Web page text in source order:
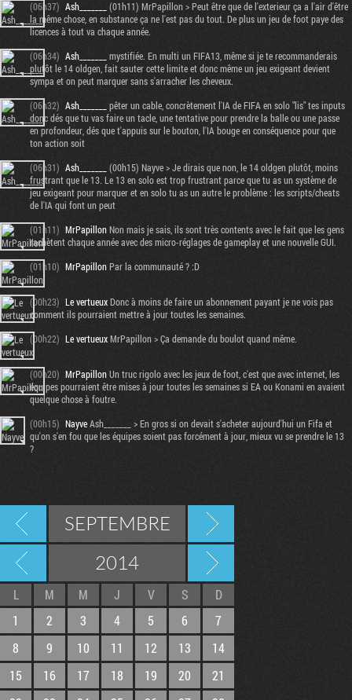
(06h37) Ash_______
(01h11) MrPapillon > Peut être que de l'exterieur ça a l'air d'être
la même chose, en substance ça ne l'est pas du tout. De plus un jeu de foot paye des
licences à tout va chaque année.
(06h34) Ash_______
mystifiée. En multi un FIFA13, même si je te recommanderais
plutôt le 14 oldgen, fait sauter cette limite et donc même un jeu exigeant devient
sympa et on peut marquer sans s'arracher les cheveux.
(06h32) Ash_______
pêter un cable, concrètement l'IA de FIFA en solo "lis" tes inputs
donc dés que tu vas faire un tacle, une tentative pour prendre la balle ou une passe
en profondeur, dés que t'appuis sur le bouton, l'IA bouge en conséquence pour que
ton action soit
(06h31) Ash_______
(00h15) Nayve > Je dirais que non, le 14 oldgen plutôt, moins
frustrant que le 13. Le 13 en solo est trop frustrant parce que tu as un système de
jeu exigeant pour marquer et en solo tu as un autre le problème : les scripts/cheats
de l'IA qui font un peut
(01h11) MrPapillonNon mais je sais, ils sont très contents avec le fait que les gens
rachètent chaque année avec des micro-réglages de gameplay et une nouvelle GUI.
(01h10) MrPapillonPar la communauté ? :D
(00h23) Le vertueuxDonc à moins de faire un abonnement payant je ne vois pas
comment ils pourraient mettre à jour toutes les semaines.
(00h22) Le vertueuxMrPapillon > Ça demande du boulot quand même.
(00h20) MrPapillonUn truc rigolo avec les jeux de foot, c'est que avec internet, les
équipes pourraient être mises à jour toutes les semaines si EA ou Konami en avaient
quelque chose à foutre.
(00h15) NayveAsh_______ > En gros si on devait s'acheter aujourd'hui un Fifa et
qu'on s'en fou que les équipes soient pas forcément à jour, mieux vu se prendre le 13
?
SEPTEMBRE
2014
L M M J V S
D
1
2 3 4 5 6
7
8
9 10 11 12 13
14
15
16 17 18 19 20
21